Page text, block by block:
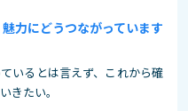
力にどうつながっています
いるとは言えず、これから確
きたい。